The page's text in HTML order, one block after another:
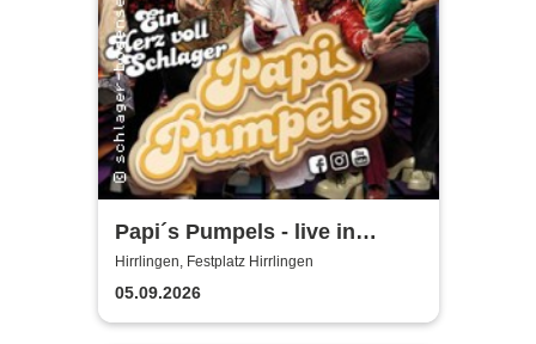
Papi´s Pumpels - live in
Hirrlingen
Hirrlingen, Festplatz Hirrlingen
05.09.2026